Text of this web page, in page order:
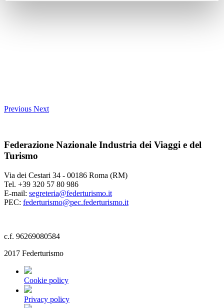
Previous Next
Federazione Nazionale Industria dei Viaggi e del
Turismo
Via dei Cestari 34 - 00186 Roma (RM)
Tel. +39 320 57 80 986
E-mail: segreteria@federturismo.it
PEC: federturismo@pec.federturismo.it
c.f. 96269080584
2017 Federturismo
Cookie policy
Privacy policy